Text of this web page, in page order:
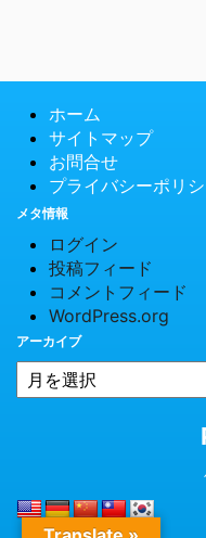
ホーム
サイトマップ
お問合せ
プライバシーポリ
メタ情報
ログイン
投稿フィード
コメントフィード
WordPress.org
アーカイブ
© 2026 PCTips